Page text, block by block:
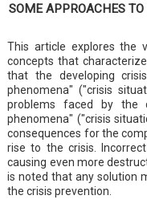
SOME APPROACHES
This article explores the
concepts that
that the developing
phenomena" ("crisis
problems faced by the
phenomena" ("crisis
consequences for the
rise to the crisis.
causing even more
is noted that any solution
the crisis prevention.